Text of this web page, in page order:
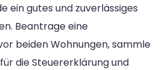
ein gutes und zuverlässiges
Beantrage eine
beiden Wohnungen, sammle
die Steuererklärung und